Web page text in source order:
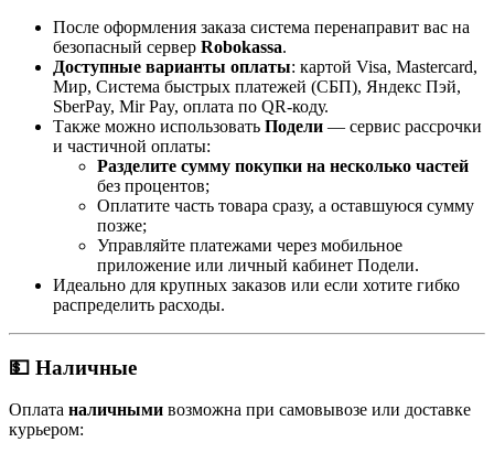
После оформления заказа система перенаправит вас на
безопасный сервер Robokassa.
Доступные варианты оплаты: картой Visa, Mastercard,
Мир, Система быстрых платежей (СБП), Яндекс Пэй,
SberPay, Mir Pay, оплата по QR-коду.
Также можно использовать Подели — сервис рассрочки
и частичной оплаты:
Разделите сумму покупки на несколько частей
без процентов;
Оплатите часть товара сразу, а оставшуюся сумму
позже;
Управляйте платежами через мобильное
приложение или личный кабинет Подели.
Идеально для крупных заказов или если хотите гибко
распределить расходы.
💵 Наличные
Оплата наличными возможна при самовывозе или доставке
курьером: